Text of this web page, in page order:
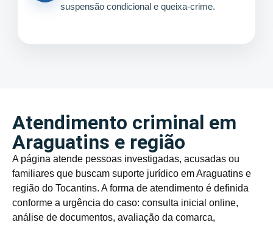
suspensão condicional e queixa-crime.
Atendimento criminal em
Araguatins e região
A página atende pessoas investigadas, acusadas ou
familiares que buscam suporte jurídico em Araguatins e
região do Tocantins. A forma de atendimento é definida
conforme a urgência do caso: consulta inicial online,
análise de documentos, avaliação da comarca,